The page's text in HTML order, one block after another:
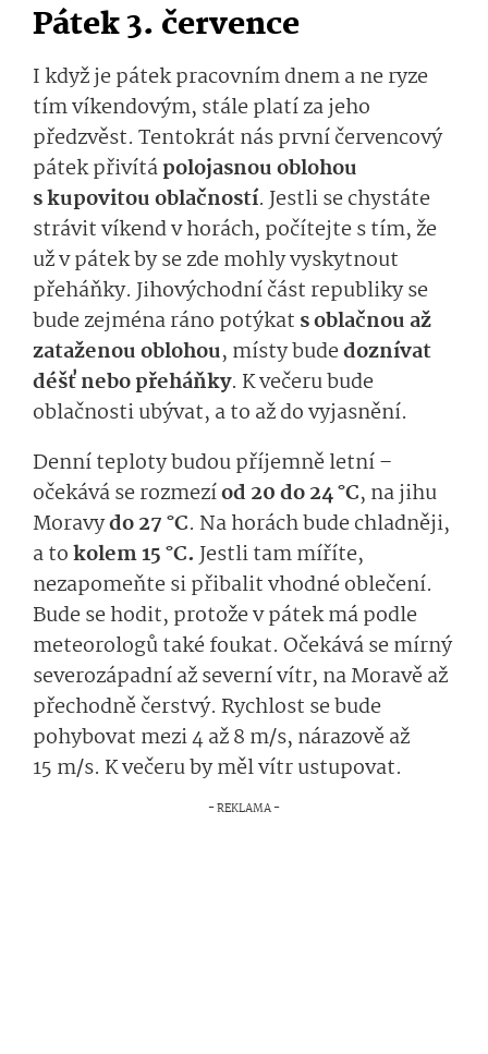
Pátek 3. července
I když je pátek pracovním dnem a ne ryze
tím víkendovým, stále platí za jeho
předzvěst. Tentokrát nás první červencový
pátek přivítápolojasnou oblohou
s kupovitou oblačností. Jestli se chystáte
strávit víkend v horách, počítejte s tím, že
už v pátek by se zde mohly vyskytnout
přeháňky. Jihovýchodní část republiky se
bude zejména ráno potýkat s oblačnou až
zataženou oblohou, místy budedoznívat
déšť nebo přeháňky. K večeru bude
oblačnosti ubývat, a to až do vyjasnění.
Denní teploty budou příjemně letní –
očekává se rozmezíod 20 do 24 °C, na jihu
Moravydo 27 °C. Na horách bude chladněji,
a tokolem 15 °C.Jestli tam míříte,
nezapomeňte si přibalit vhodné oblečení.
Bude se hodit, protože v pátek má podle
meteorologů také foukat. Očekává se mírný
severozápadní až severní vítr, na Moravě až
přechodně čerstvý. Rychlost se bude
pohybovat mezi 4 až 8 m/s, nárazově až
15 m/s. K večeru by měl vítr ustupovat.